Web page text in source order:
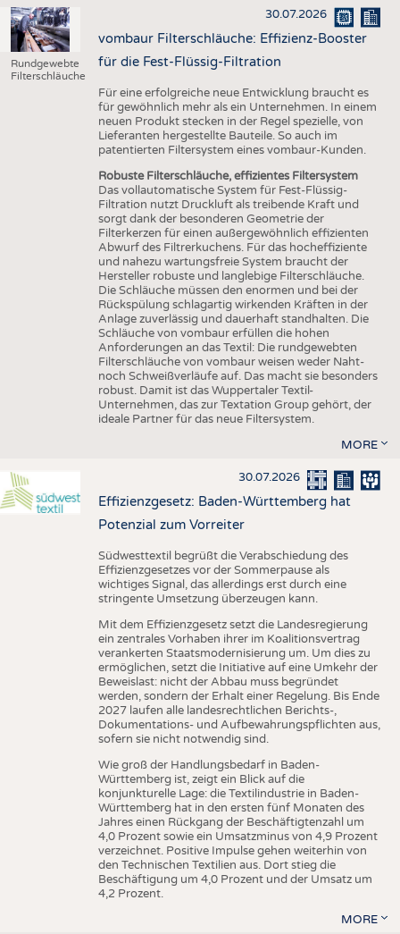
Rundgewebte
Filterschläuche
30.07.2026
vombaur Filterschläuche: Effizienz-Booster
für die Fest-Flüssig-Filtration
Für eine erfolgreiche neue Entwicklung braucht es
für gewöhnlich mehr als ein Unternehmen. In einem
neuen Produkt stecken in der Regel spezielle, von
Lieferanten hergestellte Bauteile. So auch im
patentierten Filtersystem eines vombaur-Kunden.
Robuste Filterschläuche, effizientes Filtersystem
Das vollautomatische System für Fest-Flüssig-
Filtration nutzt Druckluft als treibende Kraft und
sorgt dank der besonderen Geometrie der
Filterkerzen für einen außergewöhnlich effizienten
Abwurf des Filtrerkuchens. Für das hocheffiziente
und nahezu wartungsfreie System braucht der
Hersteller robuste und langlebige Filterschläuche.
Die Schläuche müssen den enormen und bei der
Rückspülung schlagartig wirkenden Kräften in der
Anlage zuverlässig und dauerhaft standhalten. Die
Schläuche von vombaur erfüllen die hohen
Anforderungen an das Textil: Die rundgewebten
Filterschläuche von vombaur weisen weder Naht-
noch Schweißverläufe auf. Das macht sie besonders
robust. Damit ist das Wuppertaler Textil-
Unternehmen, das zur Textation Group gehört, der
ideale Partner für das neue Filtersystem.
MORE
30.07.2026
Effizienzgesetz: Baden-Württemberg hat
Potenzial zum Vorreiter
Südwesttextil begrüßt die Verabschiedung des
Effizienzgesetzes vor der Sommerpause als
wichtiges Signal, das allerdings erst durch eine
stringente Umsetzung überzeugen kann.
Mit dem Effizienzgesetz setzt die Landesregierung
ein zentrales Vorhaben ihrer im Koalitionsvertrag
verankerten Staatsmodernisierung um. Um dies zu
ermöglichen, setzt die Initiative auf eine Umkehr der
Beweislast: nicht der Abbau muss begründet
werden, sondern der Erhalt einer Regelung. Bis Ende
2027 laufen alle landesrechtlichen Berichts-,
Dokumentations- und Aufbewahrungspflichten aus,
sofern sie nicht notwendig sind.
Wie groß der Handlungsbedarf in Baden-
Württemberg ist, zeigt ein Blick auf die
konjunkturelle Lage: die Textilindustrie in Baden-
Württemberg hat in den ersten fünf Monaten des
Jahres einen Rückgang der Beschäftigtenzahl um
4,0 Prozent sowie ein Umsatzminus von 4,9 Prozent
verzeichnet. Positive Impulse gehen weiterhin von
den Technischen Textilien aus. Dort stieg die
Beschäftigung um 4,0 Prozent und der Umsatz um
4,2 Prozent.
MORE